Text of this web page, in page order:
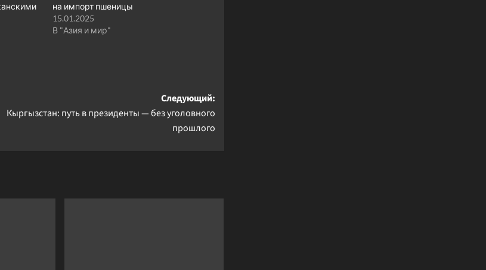
на импорт пшеницы
15.01.2025
В "Азия и мир"
Следующий:
Кыргызстан: путь в президенты — без уголовного
прошлого